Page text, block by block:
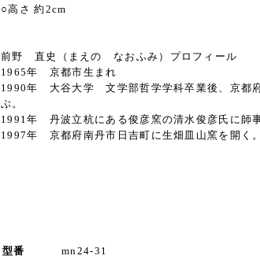
○高さ 約2cm
前野 直史（まえの なおふみ）プロフィール
1965年 京都市生まれ
1990年 大谷大学 文学部哲学学科卒業後、京都
ぶ。
1991年 丹波立杭にある俊彦窯の清水俊彦氏に師事
1997年 京都府南丹市日吉町に生畑皿山窯を開く。
型番 mn24-31